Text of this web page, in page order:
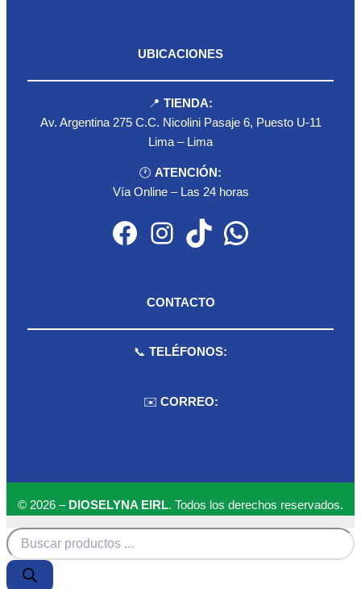
UBICACIONES
📍 TIENDA:
Av. Argentina 275 C.C. Nicolini Pasaje 6, Puesto U-11
Lima – Lima
🕐 ATENCIÓN:
Vía Online – Las 24 horas
Facebook Instagram TikTok WhatsApp
CONTACTO
📞 TELÉFONOS:
✉️ CORREO:
© 2026 – DIOSELYNA EIRL. Todos los derechos reservados.
Búsqueda
de
productos